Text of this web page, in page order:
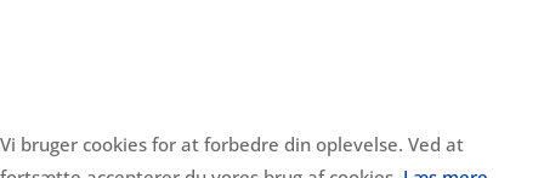
Vi bruger cookies for at forbedre din oplevelse. Ved at